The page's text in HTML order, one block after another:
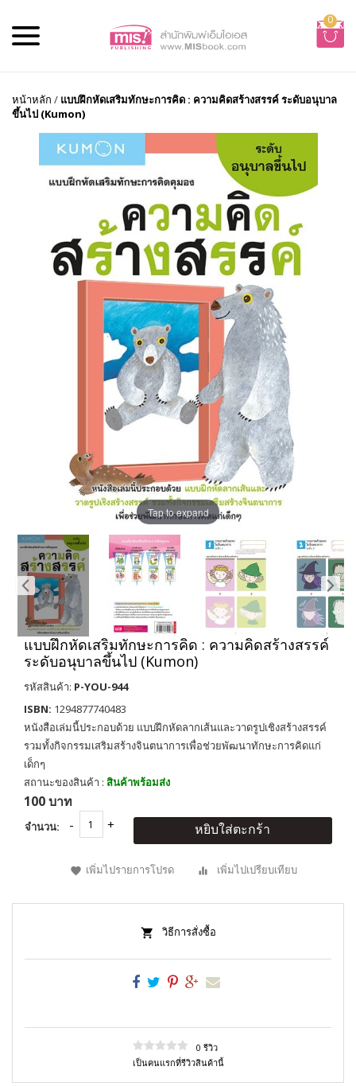
0
หน้าหลัก / แบบฝึกหัดเสริมทักษะการคิด : ความคิดสร้างสรรค์ ระดับอนุบาล
ขึ้นไป (Kumon)
Tap to expand
แบบฝึกหัดเสริมทักษะการคิด : ความคิดสร้างสรรค์
ระดับอนุบาลขึ้นไป (Kumon)
รหัสสินค้า: P-YOU-944
ISBN: 1294877740483
หนังสือเล่มนี้ประกอบด้วย แบบฝึกหัดลากเส้นและวาดรูปเชิงสร้างสรรค์
รวมทั้งกิจกรรมเสริมสร้างจินตนาการเพื่อช่วยพัฒนาทักษะการคิดแก่
เด็กๆ
สถานะของสินค้า : สินค้าพร้อมส่ง
100 บาท
จำนวน: หยิบใส่ตะกร้า
เพิ่มไปรายการโปรด เพิ่มไปเปรียบเทียบ
วิธีการสั่งซื้อ
0 รีวิว
เป็นคนแรกที่รีวิวสินค้านี้